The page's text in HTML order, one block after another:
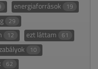
energiaforrások 19
29
12 ezt láttam 61
10
62